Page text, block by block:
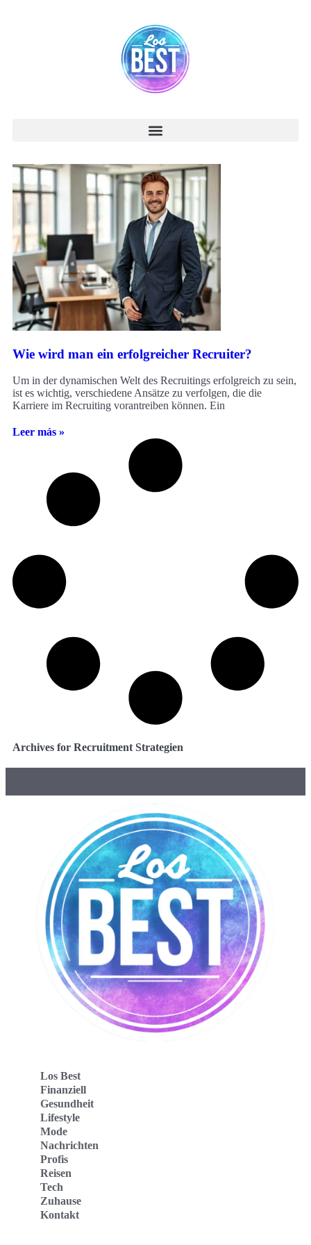
Wie wird man ein erfolgreicher Recruiter?
Um in der dynamischen Welt des Recruitings erfolgreich zu sein,
ist es wichtig, verschiedene Ansätze zu verfolgen, die die
Karriere im Recruiting vorantreiben können. Ein
Leer más »
Archives for Recruitment Strategien
Los Best
Finanziell
Gesundheit
Lifestyle
Mode
Nachrichten
Profis
Reisen
Tech
Zuhause
Kontakt